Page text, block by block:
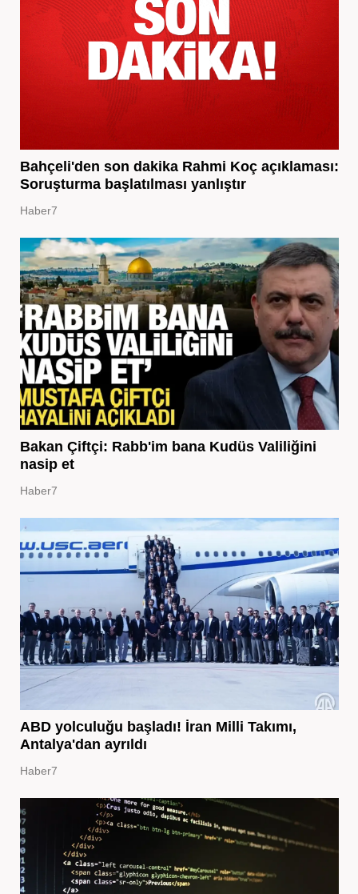
Bahçeli'den son dakika Rahmi Koç açıklaması:
Soruşturma başlatılması yanlıştır
Haber7
Bakan Çiftçi: Rabb'im bana Kudüs Valiliğini
nasip et
Haber7
ABD yolculuğu başladı! İran Milli Takımı,
Antalya'dan ayrıldı
Haber7